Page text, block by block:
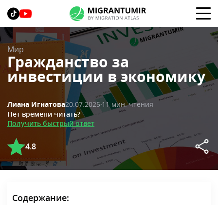
Мир
Гражданство за
инвестиции в экономику
Лиана Игнатова20.07.2025 11 мин. чтения
Нет времени читать?
Получить быстрый ответ
4.8
Содержание: